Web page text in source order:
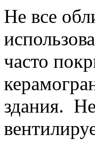
Не все
часто
здания.